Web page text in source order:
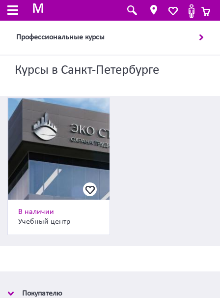
M
Профессиональные курсы
Курсы в Санкт-Петербурге
В наличии
Учебный центр
Покупателю